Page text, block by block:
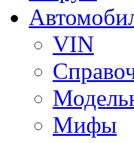
VIN
Мифы